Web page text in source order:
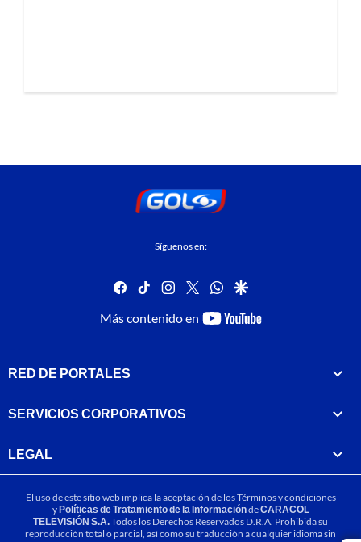
Síguenos en:
facebook
tiktok instagram
twitterwhatsapp
google
Más contenido en
youtube-
RED DE PORTALES
SERVICIOS CORPORATIVOS
LEGAL
El uso de este sitio web implica la aceptación de losTérminos y condiciones
yPolíticas de Tratamiento de la InformacióndeCARACOL
TELEVISIÓN S.A.Todos los Derechos Reservados D.R.A. Prohibida su
reproducción total o parcial, así como su traducción a cualquier idioma sin